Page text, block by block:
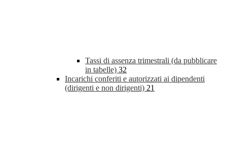
Tassi di assenza trimestrali (da pubblicare
in tabelle) 32
Incarichi conferiti e autorizzati ai dipendenti
(dirigenti e non dirigenti) 21